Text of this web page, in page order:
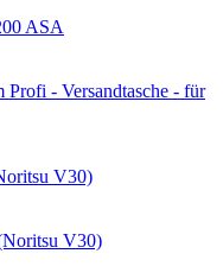
ASA
Profi - Versandtasche - für
V30)
V30)